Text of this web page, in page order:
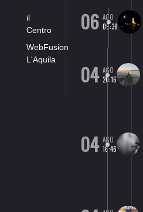
il
Centro
WebFusion
L'Aquila
06 AGO
09:38
04 AGO
20:16
04 AGO
16:46